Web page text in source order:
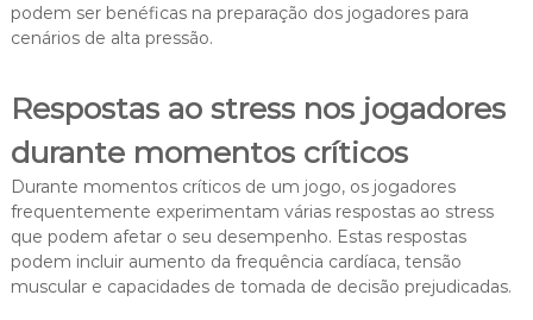
podem ser benéficas na preparação dos jogadores para
cenários de alta pressão.
Respostas ao stress nos jogadores
durante momentos críticos
Durante momentos críticos de um jogo, os jogadores
frequentemente experimentam várias respostas ao stress
que podem afetar o seu desempenho. Estas respostas
podem incluir aumento da frequência cardíaca, tensão
muscular e capacidades de tomada de decisão prejudicadas.